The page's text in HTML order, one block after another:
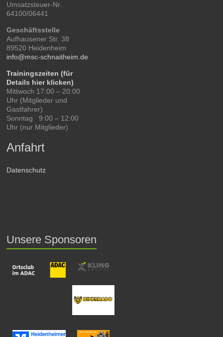
Umsatzsteuer-Nr.
64100/06441
Geschäftsstelle
Aufhausener Str. 38
89520 Heidenheim
info@msc-schnaitheim.de
Trainingszeiten (für
Details hier klicken)
Mittwoch 17:00 – 20:00
Uhr (Mitglieder und
Gastfahrer)
Sonntag 9:00 – 12:00
Uhr (nur Mitglieder)
Anfahrt
Datenschutz
Unsere Sponsoren